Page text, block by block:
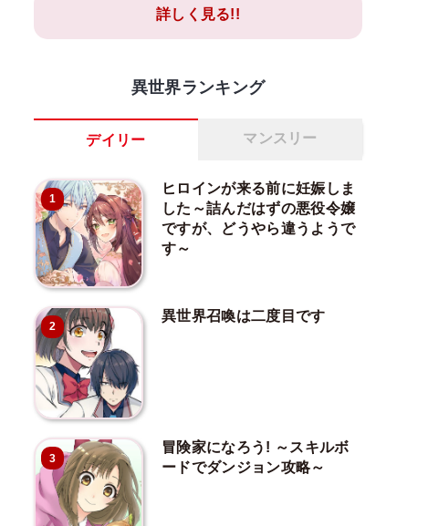
詳しく見る!!
異世界ランキング
デイリー マンスリー
1
ヒロインが来る前に妊娠しま
した～詰んだはずの悪役令嬢
ですが、どうやら違うようで
す～
2
異世界召喚は二度目です
3
冒険家になろう! ～スキルボ
ードでダンジョン攻略～